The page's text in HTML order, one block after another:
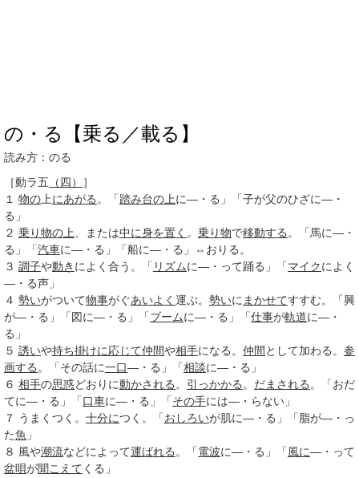
の・る【乗る／載る】
読み方：のる
［動ラ五 （四）
］
１
物の 上にあがる 。「踏み台の上に―・る」「子が父のひざに―・
る」
２ 乗り物の上 、または中に身を置く 。 乗り物で移動する 。「馬に―・
る」「汽車に―・る」「船に―・る」⇔おりる。
３ 調子や動き によく合う。「 リズムに―・って踊る」「マイクによく
―・る声」
４ 勢いがついて物事がぐあいよく 運ぶ。 勢いに まかせてすすむ。「興
が―・る」「図に―・る」「ブームに―・る」「仕事が軌道に―・
る」
５ 誘いや持ち掛けに応じて仲間や相手になる。 仲間 として加わる。 参
画する 。「その話に一口―・る」「相談に―・る」
６ 相手の思惑どおりに動かされる 。 引っかかる 。 だまされる 。「おだ
てに―・る」「口車に―・る」「その手には―・らない」
７ うまくつく。 十分につく。「おしろいが肌に―・る」「脂が―・っ
た魚 」
８
風や潮流などによって運ばれる 。「電波に―・る」「 風に―・って
盆唄が聞こえて くる」